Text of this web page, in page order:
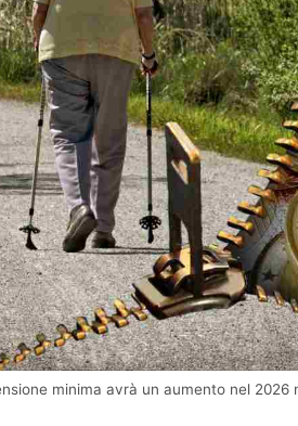
minima avrà un aumento nel